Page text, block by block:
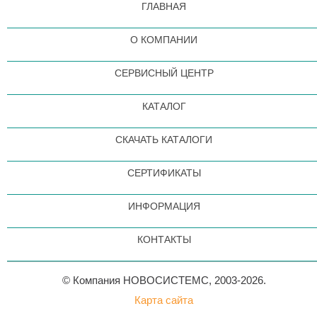
ГЛАВНАЯ
О КОМПАНИИ
СЕРВИСНЫЙ ЦЕНТР
КАТАЛОГ
СКАЧАТЬ КАТАЛОГИ
СЕРТИФИКАТЫ
ИНФОРМАЦИЯ
КОНТАКТЫ
© Компания НОВОСИСТЕМС, 2003-2026.
Карта сайта